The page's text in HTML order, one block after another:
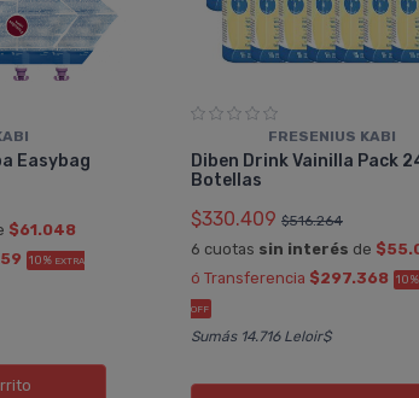
Easybag
$61.048
10% EXTRA
FRESENIUS KABI
Diben Drink Vainilla Pack
Botellas
$330.409 $516.264
6 cuotas sin interés de
ó Transferencia $297.368 10%
OFF
Sumás 14.716 Leloir$